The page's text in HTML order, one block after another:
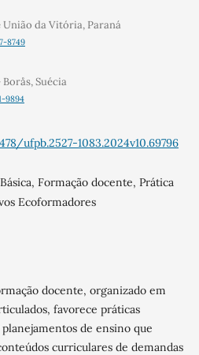
União da Vitória, Paraná
8749
Suécia
9894
ufpb.2527-1083.2024v10.69796
Formação docente, Prática
Ecoformadores
docente, organizado em
favorece práticas
de ensino que
curriculares de demandas